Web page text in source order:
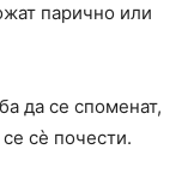
парично или
да се споменат,
сè почести.